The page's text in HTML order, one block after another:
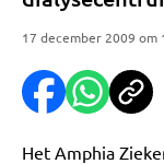
17 december 2009 om
Het Amphia